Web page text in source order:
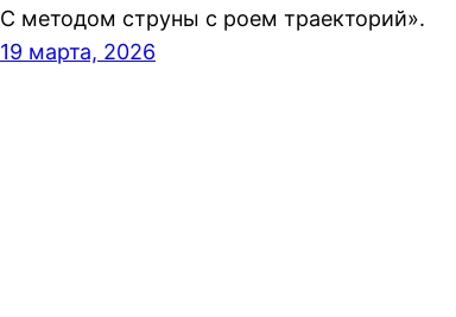
С методом струны с роем траекторий».
19 марта, 2026